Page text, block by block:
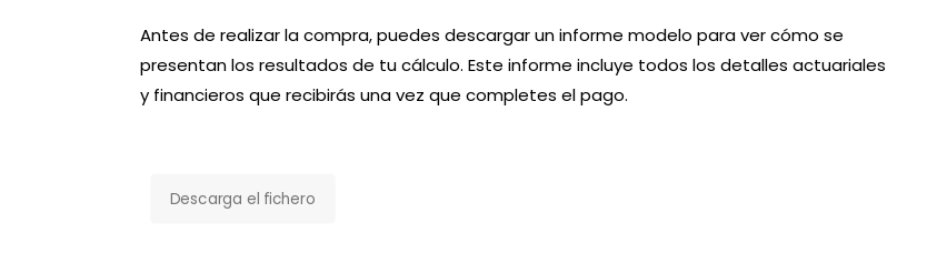
Antes de realizar la compra, puedes descargar un informe modelo para ver cómo se
presentan los resultados de tu cálculo. Este informe incluye todos los detalles actuariales
y financieros que recibirás una vez que completes el pago.
Descarga el fichero